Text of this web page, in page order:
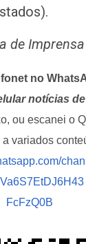
de Imprensa
no
notícias
ou escanei o
variados
FcFzQ0B